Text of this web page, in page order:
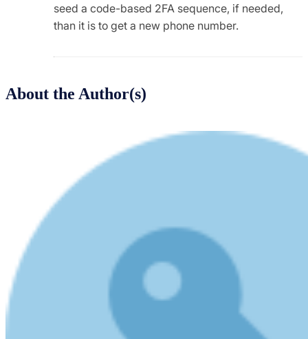
seed a code-based 2FA sequence, if needed,
than it is to get a new phone number.
About the Author(s)